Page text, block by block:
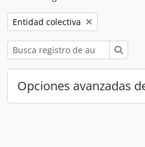
Remove filter:
Entidad colectiva
Opciones avanzadas